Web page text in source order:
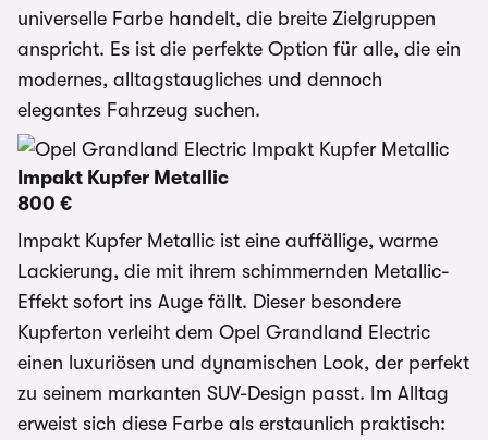
universelle Farbe handelt, die breite Zielgruppen
anspricht. Es ist die perfekte Option für alle, die ein
modernes, alltagstaugliches und dennoch
elegantes Fahrzeug suchen.
Impakt Kupfer Metallic
800 €
Impakt Kupfer Metallic ist eine auffällige, warme
Lackierung, die mit ihrem schimmernden Metallic-
Effekt sofort ins Auge fällt. Dieser besondere
Kupferton verleiht dem Opel Grandland Electric
einen luxuriösen und dynamischen Look, der perfekt
zu seinem markanten SUV-Design passt. Im Alltag
erweist sich diese Farbe als erstaunlich praktisch: